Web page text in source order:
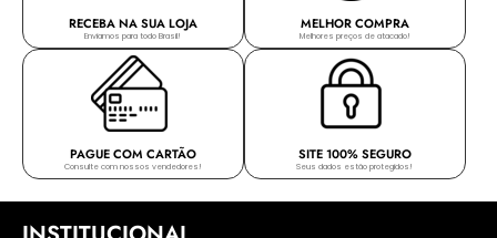
RECEBA NA SUA LOJA
Enviamos para todo Brasil!
MELHOR COMPRA
Melhores preços de atacado!
PAGUE COM CARTÃO
Consulte com nossos vendedores!
SITE 100% SEGURO
Seus dados estão protegidos!